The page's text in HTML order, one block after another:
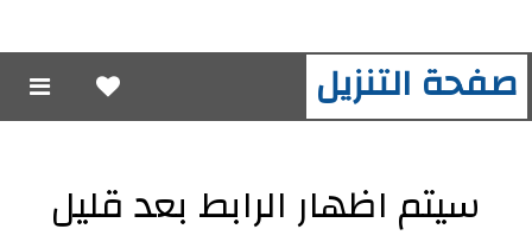
صفحة التنزيل
سيتم اظهار الرابط بعد قليل